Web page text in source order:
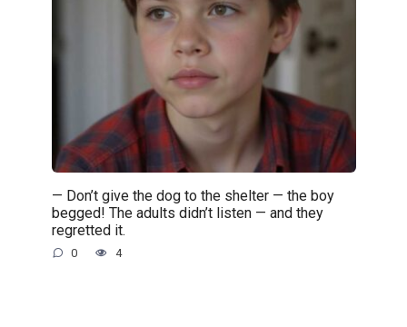
— Don’t give the dog to the shelter — the boy
begged! The adults didn’t listen — and they
regretted it.
0 4